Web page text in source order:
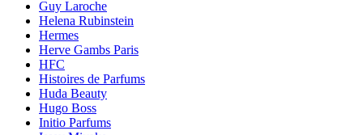
Guy Laroche
Helena Rubinstein
Hermes
Herve Gambs Paris
HFC
Histoires de Parfums
Huda Beauty
Hugo Boss
Initio Parfums